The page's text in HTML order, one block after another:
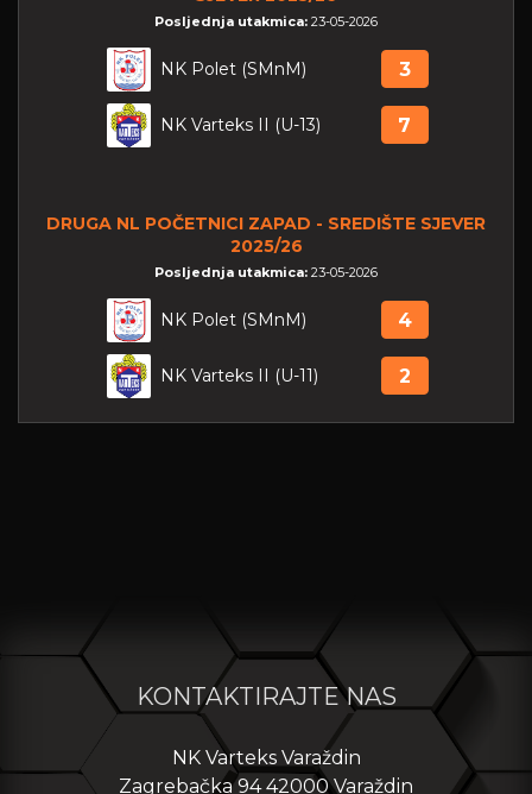
Posljednja utakmica: 23-05-2026
NK Polet (SMnM) 3
NK Varteks II (U-13) 7
DRUGA NL POČETNICI ZAPAD - SREDIŠTE SJEVER
2025/26
Posljednja utakmica: 23-05-2026
NK Polet (SMnM) 4
NK Varteks II (U-11) 2
KONTAKTIRAJTE NAS
NK Varteks Varaždin
Zagrebačka 94 42000 Varaždin